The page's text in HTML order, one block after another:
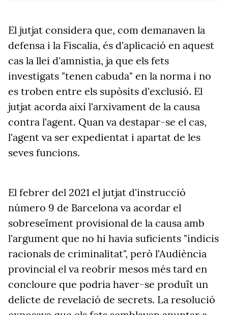
El jutjat considera que, com demanaven la
defensa i la Fiscalia, és d'aplicació en aquest
cas la llei d'amnistia, ja que els fets
investigats "tenen cabuda" en la norma i no
es troben entre els supòsits d'exclusió. El
jutjat acorda així l'arxivament de la causa
contra l'agent. Quan va destapar-se el cas,
l'agent va ser expedientat i apartat de les
seves funcions.
El febrer del 2021 el jutjat d'instrucció
número 9 de Barcelona va acordar el
sobreseïment provisional de la causa amb
l'argument que no hi havia suficients "indicis
racionals de criminalitat", però l'Audiència
provincial el va reobrir mesos més tard en
concloure que podria haver-se produït un
delicte de revelació de secrets. La resolució